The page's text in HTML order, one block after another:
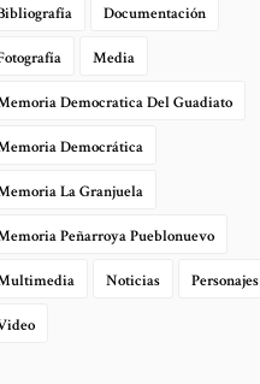
Documentación
Media
Democratica Del Guadiato
Democrática
La Granjuela
Peñarroya Pueblonuevo
Noticias Personajes